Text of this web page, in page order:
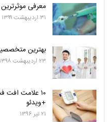
معرفی
۳۱ اردیبهشت ۱۳۹۹
بهترین
۲۳ اردیبهشت ۱۳۹۸
۱۰ علامت افت
+ویدئو
۲۱ تیر ۱۳۹۶